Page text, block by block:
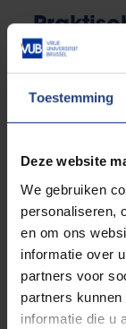
Toestemming
Deze website
We gebruiken
personaliseren,
en om ons
informatie over
partners voor
partners
informatie die u
Deadlines